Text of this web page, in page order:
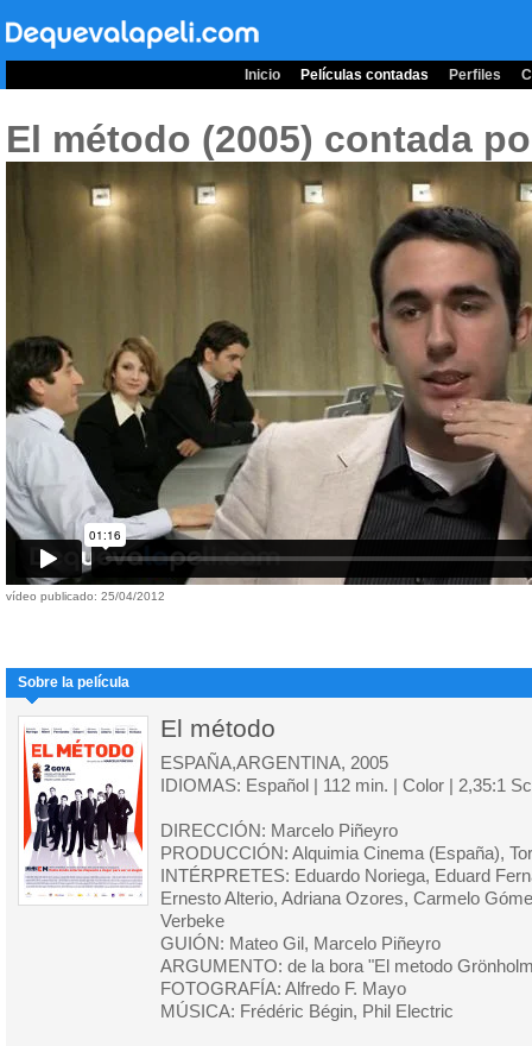
Inicio Películas contadas Perfiles
El método (2005) contada
vídeo publicado: 25/04/2012
Sobre la película
El método
ESPAÑA,ARGENTINA, 2005
IDIOMAS: Español | 112 min. | Color | 2,35:1
DIRECCIÓN: Marcelo Piñeyro
PRODUCCIÓN: Alquimia Cinema (España),
INTÉRPRETES: Eduardo Noriega, Eduard
Ernesto Alterio, Adriana Ozores, Carmelo
Verbeke
GUIÓN: Mateo Gil, Marcelo Piñeyro
ARGUMENTO: de la bora "El metodo
FOTOGRAFÍA: Alfredo F. Mayo
MÚSICA: Frédéric Bégin, Phil Electric